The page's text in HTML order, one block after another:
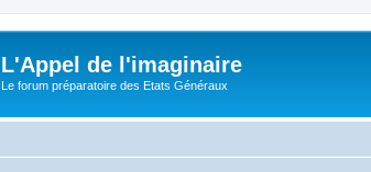
L'Appel de l'imaginaire
Le forum préparatoire des Etats Généraux